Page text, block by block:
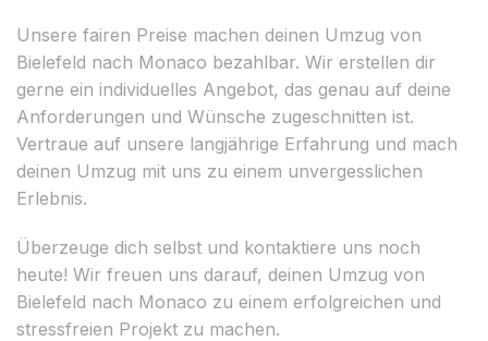
Unsere fairen Preise machen deinen Umzug von
Bielefeld nach Monaco bezahlbar. Wir erstellen dir
gerne ein individuelles Angebot, das genau auf deine
Anforderungen und Wünsche zugeschnitten ist.
Vertraue auf unsere langjährige Erfahrung und mach
deinen Umzug mit uns zu einem unvergesslichen
Erlebnis.
Überzeuge dich selbst und kontaktiere uns noch
heute! Wir freuen uns darauf, deinen Umzug von
Bielefeld nach Monaco zu einem erfolgreichen und
stressfreien Projekt zu machen.